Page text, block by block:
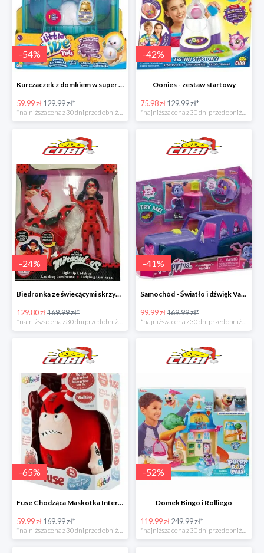
-54%
Kurczaczek z domkiem w super cenie
59.99 zł129.99 zł*
*najniższa cena z 30 dni przed obniżką
-42%
Oonies - zestaw startowy
75.98 zł129.99 zł*
*najniższa cena z 30 dni przed obniżką
-24%
Biedronka ze świecącymi skrzydełkami - Miraculous
129.80 zł169.99 zł*
-41%
Samochód - Światło i dźwięk Vampirina
99.99 zł169.99 zł*
-65%
Fuse Chodząca Maskotka Interaktywna
59.99 zł169.99 zł*
*najniższa cena z 30 dni przed obniżką
-52%
Domek Bingo i Rolliego
119.99 zł249.99 zł*
*najniższa cena z 30 dni przed obniżką